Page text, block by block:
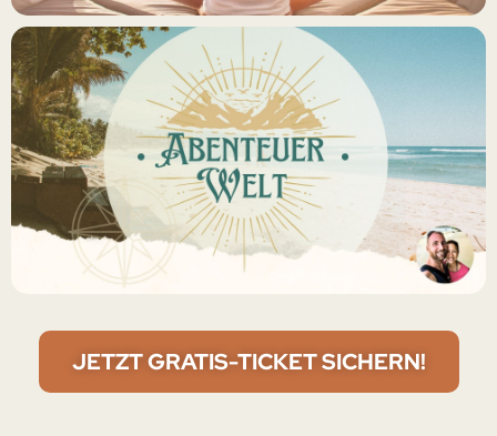
JETZT GRATIS-TICKET SICHERN!